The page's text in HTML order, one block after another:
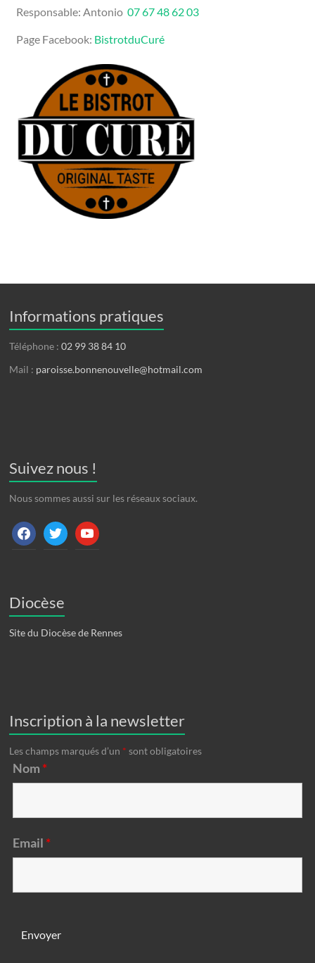
Responsable: Antonio07 67 48 62 03
Page Facebook: BistrotduCuré
Informations pratiques
Téléphone :02 99 38 84 10
Mail : paroisse.bonnenouvelle@hotmail.com
Suivez nous !
Nous sommes aussi sur les réseaux sociaux.
Diocèse
Site du Diocèse de Rennes
Inscription à la newsletter
Les champs marqués d’un * sont obligatoires
Nom *
Email *